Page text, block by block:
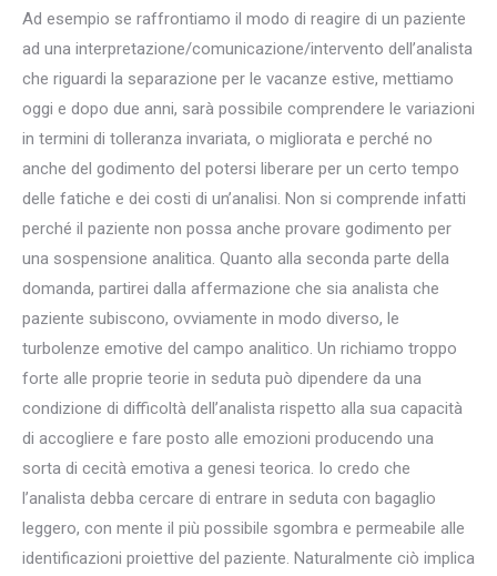
Ad esempio se raffrontiamo il modo di reagire di un paziente
ad una interpretazione/comunicazione/intervento dell’analista
che riguardi la separazione per le vacanze estive, mettiamo
oggi e dopo due anni, sarà possibile comprendere le variazioni
in termini di tolleranza invariata, o migliorata e perché no
anche del godimento del potersi liberare per un certo tempo
delle fatiche e dei costi di un’analisi. Non si comprende infatti
perché il paziente non possa anche provare godimento per
una sospensione analitica. Quanto alla seconda parte della
domanda, partirei dalla affermazione che sia analista che
paziente subiscono, ovviamente in modo diverso, le
turbolenze emotive del campo analitico. Un richiamo troppo
forte alle proprie teorie in seduta può dipendere da una
condizione di difficoltà dell’analista rispetto alla sua capacità
di accogliere e fare posto alle emozioni producendo una
sorta di cecità emotiva a genesi teorica. Io credo che
l’analista debba cercare di entrare in seduta con bagaglio
leggero, con mente il più possibile sgombra e permeabile alle
identificazioni proiettive del paziente. Naturalmente ciò implica